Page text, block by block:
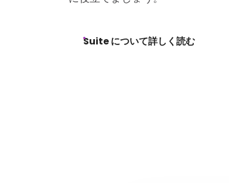
Suite について詳しく読む